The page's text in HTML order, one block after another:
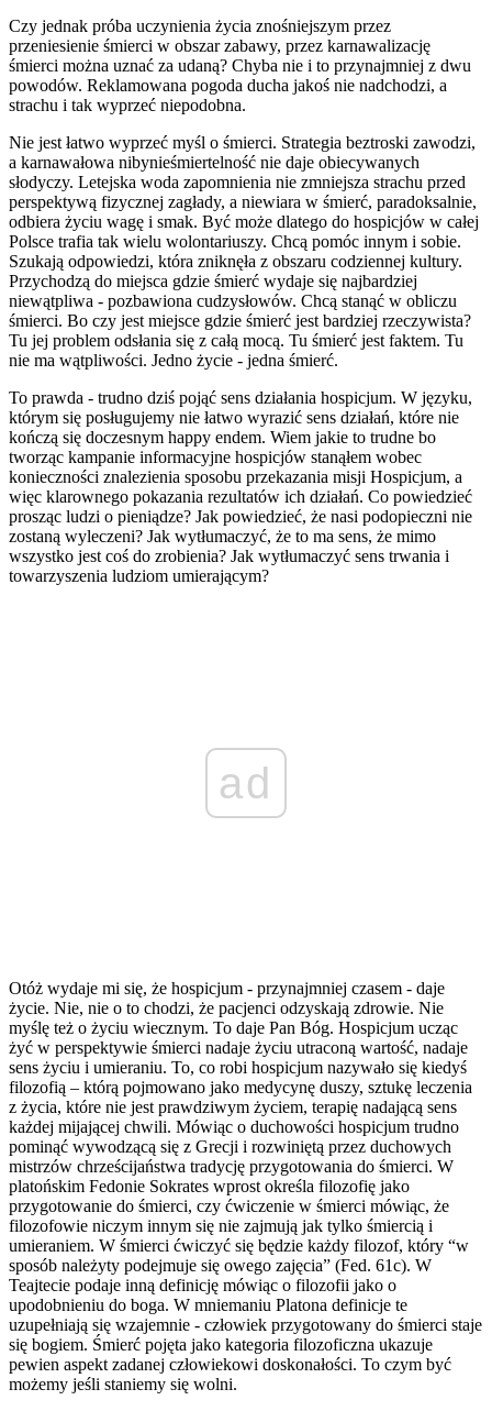
Czy jednak próba uczynienia życia znośniejszym przez
przeniesienie śmierci w obszar zabawy, przez karnawalizację
śmierci można uznać za udaną? Chyba nie i to przynajmniej z dwu
powodów. Reklamowana pogoda ducha jakoś nie nadchodzi, a
strachu i tak wyprzeć niepodobna.
Nie jest łatwo wyprzeć myśl o śmierci. Strategia beztroski zawodzi,
a karnawałowa nibynieśmiertelność nie daje obiecywanych
słodyczy. Letejska woda zapomnienia nie zmniejsza strachu przed
perspektywą fizycznej zagłady, a niewiara w śmierć, paradoksalnie,
odbiera życiu wagę i smak. Być może dlatego do hospicjów w całej
Polsce trafia tak wielu wolontariuszy. Chcą pomóc innym i sobie.
Szukają odpowiedzi, która zniknęła z obszaru codziennej kultury.
Przychodzą do miejsca gdzie śmierć wydaje się najbardziej
niewątpliwa - pozbawiona cudzysłowów. Chcą stanąć w obliczu
śmierci. Bo czy jest miejsce gdzie śmierć jest bardziej rzeczywista?
Tu jej problem odsłania się z całą mocą. Tu śmierć jest faktem. Tu
nie ma wątpliwości. Jedno życie - jedna śmierć.
To prawda - trudno dziś pojąć sens działania hospicjum. W języku,
którym się posługujemy nie łatwo wyrazić sens działań, które nie
kończą się doczesnym happy endem. Wiem jakie to trudne bo
tworząc kampanie informacyjne hospicjów stanąłem wobec
konieczności znalezienia sposobu przekazania misji Hospicjum, a
więc klarownego pokazania rezultatów ich działań. Co powiedzieć
prosząc ludzi o pieniądze? Jak powiedzieć, że nasi podopieczni nie
zostaną wyleczeni? Jak wytłumaczyć, że to ma sens, że mimo
wszystko jest coś do zrobienia? Jak wytłumaczyć sens trwania i
towarzyszenia ludziom umierającym?
ad
Otóż wydaje mi się, że hospicjum - przynajmniej czasem - daje
życie. Nie, nie o to chodzi, że pacjenci odzyskają zdrowie. Nie
myślę też o życiu wiecznym. To daje Pan Bóg. Hospicjum ucząc
żyć w perspektywie śmierci nadaje życiu utraconą wartość, nadaje
sens życiu i umieraniu. To, co robi hospicjum nazywało się kiedyś
filozofią – którą pojmowano jako medycynę duszy, sztukę leczenia
z życia, które nie jest prawdziwym życiem, terapię nadającą sens
każdej mijającej chwili. Mówiąc o duchowości hospicjum trudno
pominąć wywodzącą się z Grecji i rozwiniętą przez duchowych
mistrzów chrześcijaństwa tradycję przygotowania do śmierci. W
platońskim Fedonie Sokrates wprost określa filozofię jako
przygotowanie do śmierci, czy ćwiczenie w śmierci mówiąc, że
filozofowie niczym innym się nie zajmują jak tylko śmiercią i
umieraniem. W śmierci ćwiczyć się będzie każdy filozof, który “w
sposób należyty podejmuje się owego zajęcia” (Fed. 61c). W
Teajtecie podaje inną definicję mówiąc o filozofii jako o
upodobnieniu do boga. W mniemaniu Platona definicje te
uzupełniają się wzajemnie - człowiek przygotowany do śmierci staje
się bogiem. Śmierć pojęta jako kategoria filozoficzna ukazuje
pewien aspekt zadanej człowiekowi doskonałości. To czym być
możemy jeśli staniemy się wolni.